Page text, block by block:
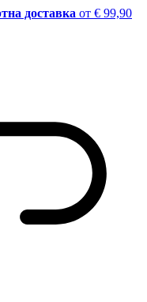
доставка от € 99,90